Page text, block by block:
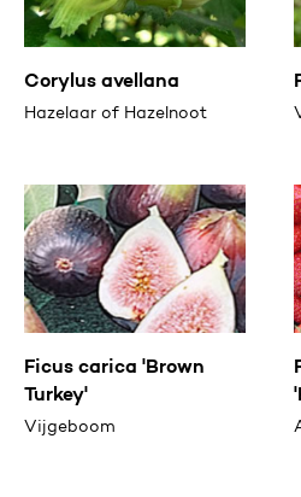
Corylus avellana
Hazelaar of Hazelnoot
Ficus carica 'Brown
Turkey'
Vijgeboom